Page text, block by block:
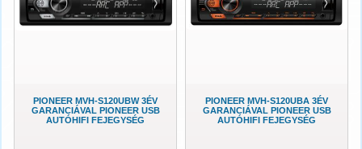
PIONEER MVH-S120UBW 3ÉV
GARANCIÁVAL PIONEER USB
AUTÓHIFI FEJEGYSÉG
PIONEER MVH-S120UBA 3ÉV
GARANCIÁVAL PIONEER USB
AUTÓHIFI FEJEGYSÉG